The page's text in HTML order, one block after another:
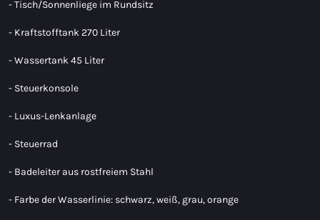
- Tisch/Sonnenliege im Rundsitz
- Kraftstofftank 270 Liter
- Wassertank 45 Liter
- Steuerkonsole
- Luxus-Lenkanlage
- Steuerrad
- Badeleiter aus rostfreiem Stahl
- Farbe der Wasserlinie: schwarz, weiß, grau, orange